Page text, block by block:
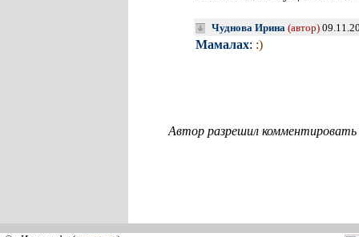
Чуднова Ирина (автор)
Мамалах: :)
Автор разрешил